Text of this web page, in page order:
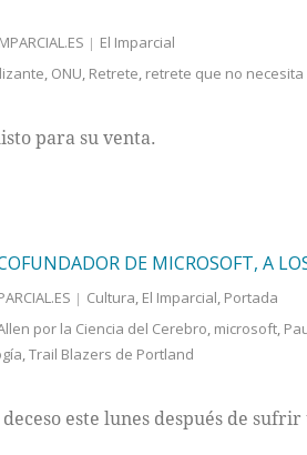
El Imparcial
, ONU, Retrete, retrete que no necesita
para su venta.
DE MICROSOFT, A
Cultura, El Imparcial, Portada
por la Ciencia del Cerebro, microsoft,
,Trail Blazers de Portland
este lunes después de